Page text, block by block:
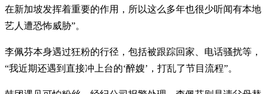
在新加坡发挥着重要的作用，所以这么多年也很少听闻有本地
艺人遭恐怖威胁”。
李佩芬本身遇过狂粉的行径，包括被跟踪回家、电话骚扰等，
“我近期还遇到直接冲上台的‘醉嫂’，打乱了节目流程”。